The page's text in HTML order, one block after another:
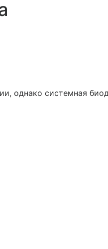
однако системная